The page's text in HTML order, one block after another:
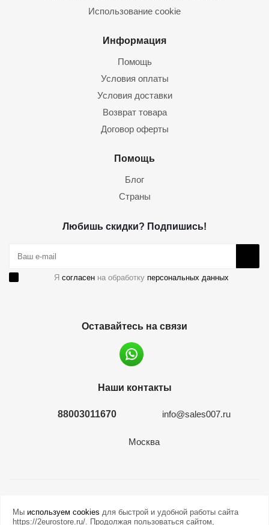
Использование cookie
Информация
Помощь
Условия оплаты
Условия доставки
Возврат товара
Договор оферты
Помощь
Блог
Страны
Любишь скидки? Подпишись!
Я согласен на обработку персональных данных
Оставайтесь на связи
Наши контакты
88003011670 info@sales007.ru
Москва
Мы используем cookies для быстрой и удобной работы сайта
https://2eurostore.ru/. Продолжая пользоваться сайтом,